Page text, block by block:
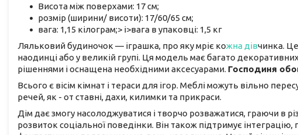
Висота між поверхами: 17 см;
розмір (ширини/ висоти): 17/60/65 см;
вага: 1,15 кілограм;> i>вага в упаковці: 1,5 кг
Ляльковий будиночок — іграшка, про яку мріє кожна дівчинка.
наодинці або у великій групі. Ця модель має багато
рішеннями і оснащена необхідними аксесуарами. Господиня
Всього є вісім кімнат і тераси для ігор. Меблі можуть вільно
речей, як - от ставні, дахи, килимки та прикраси.
Дім дає змогу насолоджуватися і творчо розважатися, граючи в
розвиток соціальної поведінки. Він також підтримує